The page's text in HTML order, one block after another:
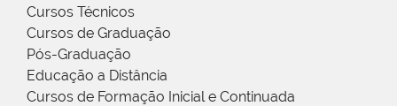
Cursos Técnicos
Cursos de Graduação
Pós-Graduação
Educação a Distância
Cursos de Formação Inicial e Continuada